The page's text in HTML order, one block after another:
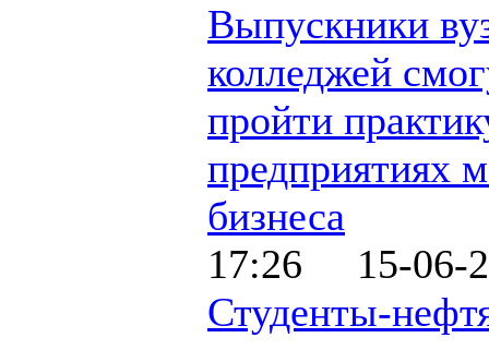
Выпускники
колледжей
пройти
предприятиях
бизнеса
17:26 15-06-
Студенты-